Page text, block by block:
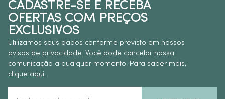
CADASTRE-SE E RECEBA
OFERTAS COM PREÇOS
EXCLUSIVOS
Utilizamos seus dados conforme previsto em nossos
avisos de privacidade. Você pode cancelar nossa
comunicação a qualquer momento. Para saber mais,
clique aqui.